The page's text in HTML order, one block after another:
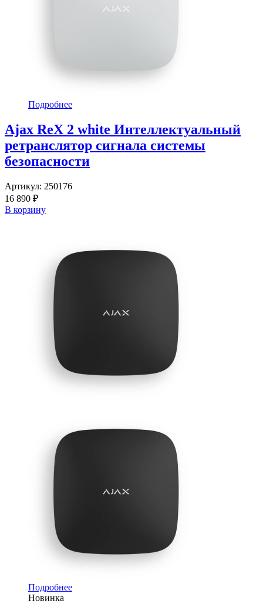
Подробнее
Ajax ReX 2 white Интеллектуальный
ретранслятор сигнала системы
безопасности
Артикул: 250176
16 890 ₽
В корзину
Подробнее
Новинка